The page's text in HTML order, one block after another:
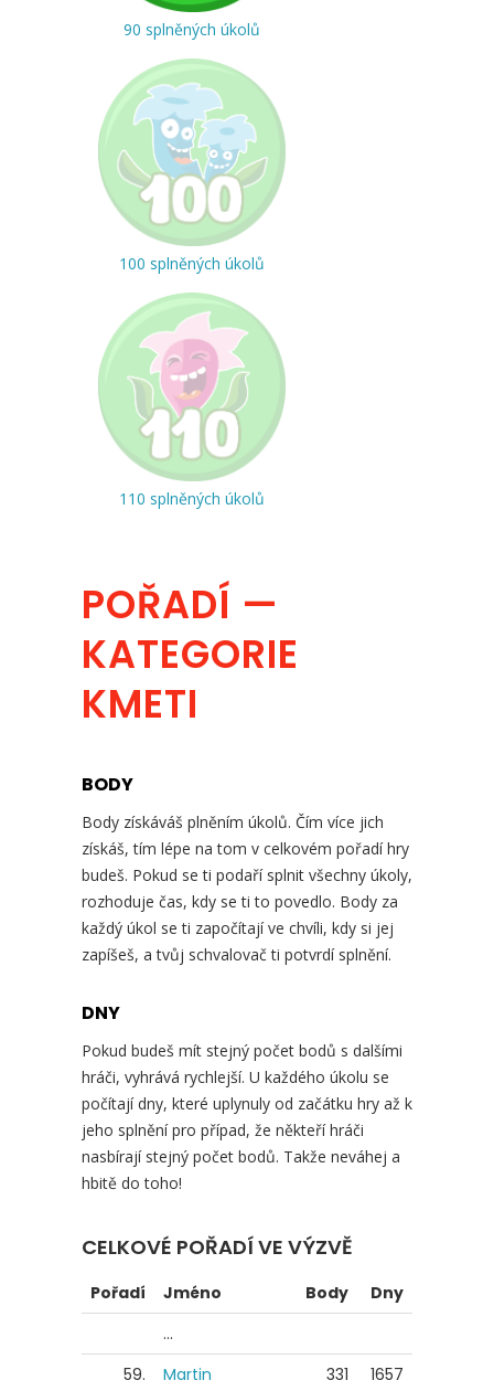
90 splněných úkolů
100 splněných úkolů
110 splněných úkolů
POŘADÍ —
KATEGORIE
KMETI
BODY
Body získáváš plněním úkolů. Čím více jich
získáš, tím lépe na tom v celkovém pořadí hry
budeš. Pokud se ti podaří splnit všechny úkoly,
rozhoduje čas, kdy se ti to povedlo. Body za
každý úkol se ti započítají ve chvíli, kdy si jej
zapíšeš, a tvůj schvalovač ti potvrdí splnění.
DNY
Pokud budeš mít stejný počet bodů s dalšími
hráči, vyhrává rychlejší. U každého úkolu se
počítají dny, které uplynuly od začátku hry až k
jeho splnění pro případ, že někteří hráči
nasbírají stejný počet bodů. Takže neváhej a
hbitě do toho!
CELKOVÉ POŘADÍ VE VÝZVĚ
Pořadí Jméno Body
Dny
...
59.
Martin 331 1657